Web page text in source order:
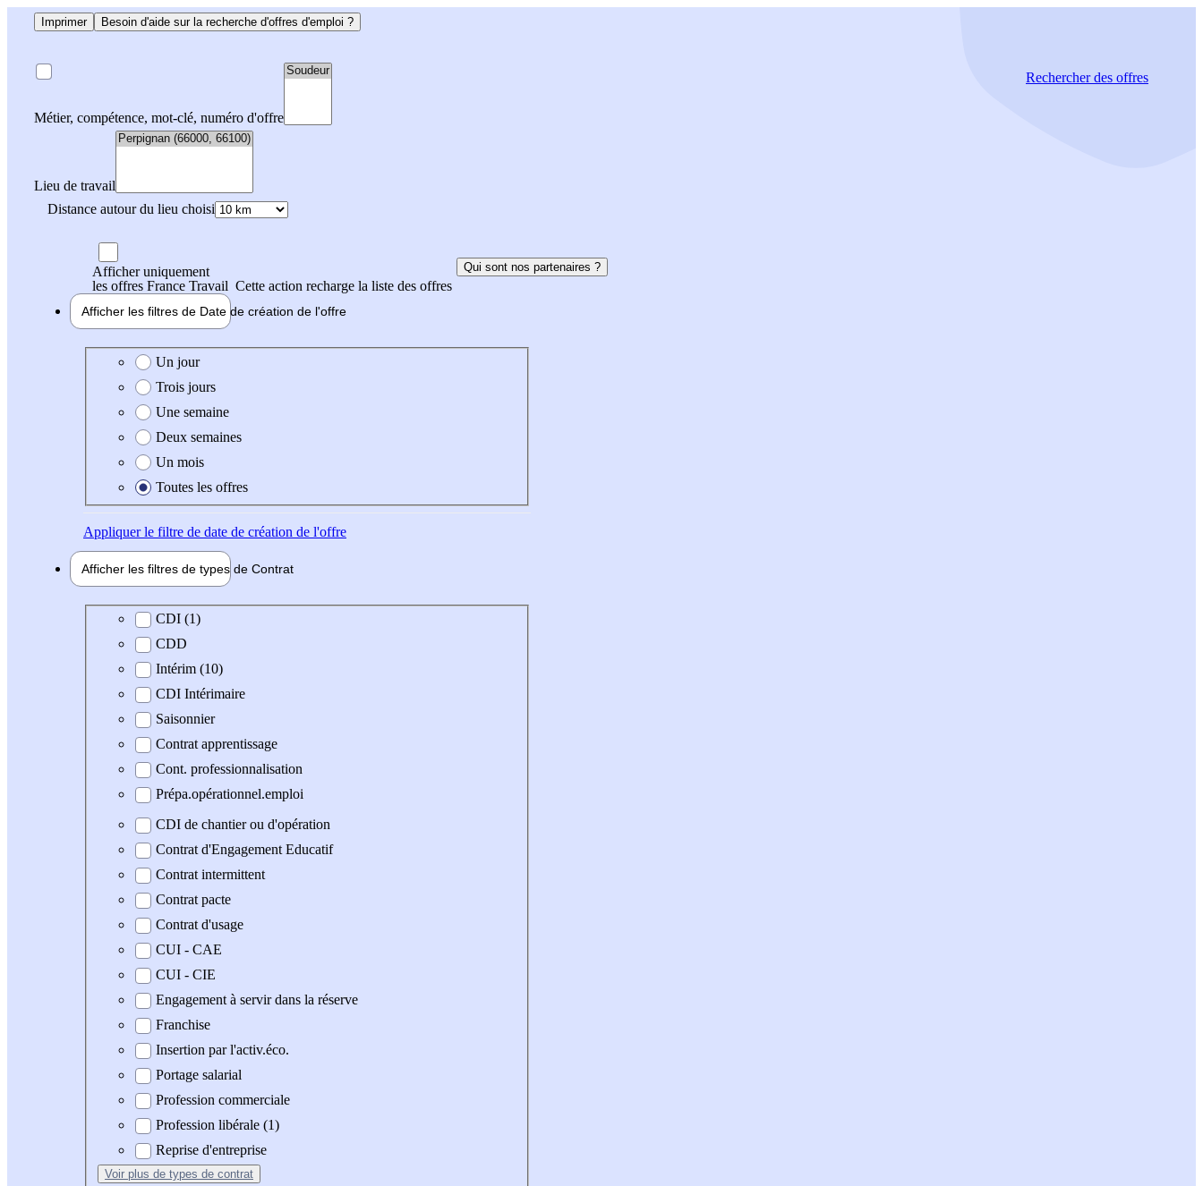
Imprimer Besoin d'aide sur la recherche d'offres d'emploi ?
Métier, compétence, mot-clé, numéro d'offre
Lieu de travail
Distance autour du lieu choisi
Rechercherdes offres
Afficher uniquement
les offres France Travail Cette action recharge la liste des offres
Qui sont nos partenaires ?
Afficher les filtres de Date de création de l'offre
Date de création de l'offre
Un jour
Trois jours
Une semaine
Deux semaines
Un mois
Toutes les offres
Appliquerle filtre de date de création de l'offre
Afficher les filtres de types de Contrat
Type de contrat
CDI (1)
CDD
Intérim (10)
CDI Intérimaire
Saisonnier
Contrat apprentissage
Cont. professionnalisation
Prépa.opérationnel.emploi
CDI de chantier ou d'opération
Contrat d'Engagement Educatif
Contrat intermittent
Contrat pacte
Contrat d'usage
CUI - CAE
CUI - CIE
Engagement à servir dans la réserve
Franchise
Insertion par l'activ.éco.
Portage salarial
Profession commerciale
Profession libérale (1)
Reprise d'entreprise
Voir plus de types de contrat